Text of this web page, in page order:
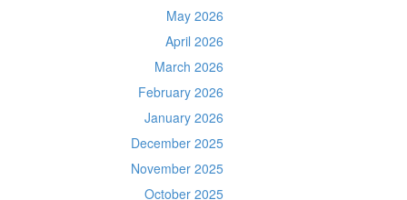
May 2026
April 2026
March 2026
February 2026
January 2026
December 2025
November 2025
October 2025